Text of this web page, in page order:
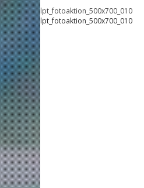
lpt_fotoaktion_500x700_010
lpt_fotoaktion_500x700_010